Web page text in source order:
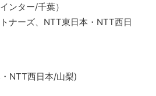
ンター/千葉）
ナーズ、NTT東日本・NTT西日
NTT西日本/山梨)